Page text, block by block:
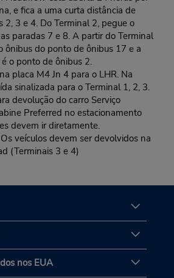
e fica a uma curta distância de
2, 3 e 4. Do Terminal 2, pegue o
paradas 7 e 8. A partir do Terminal
ônibus do ponto de ônibus 17 e a
o ponto de ônibus 2.
placa M4 Jn 4 para o LHR. Na
sinalizada para o Terminal 1, 2, 3.
devolução do carro Serviço
Preferred no estacionamento
devem ir diretamente.
veículos devem ser devolvidos na
(Terminais 3 e 4)
nos EUA